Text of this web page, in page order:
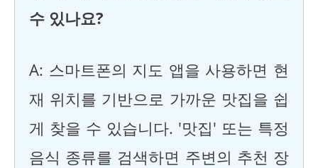
수 있나요?
A: 스마트폰의 지도 앱을 사용하면 현
재 위치를 기반으로 가까운 맛집을 쉽
게 찾을 수 있습니다. '맛집' 또는 특정
음식 종류를 검색하면 주변의 추천 장